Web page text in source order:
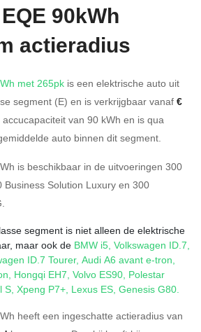
EQE 90kWh
actieradius
met 265pk is een elektrische auto uit
segment (E) en is verkrijgbaar vanaf €
van 90 kWh en is qua
auto binnen dit segment.
is beschikbaar in de uitvoeringen 300
Business Solution Luxury en 300
.
segment is niet alleen de elektrische
maar ook de BMW i5, Volkswagen ID.7,
ID.7 Tourer, Audi A6 avant e-tron,
, Hongqi EH7, Volvo ES90, Polestar
S, Xpeng P7+, Lexus ES, Genesis G80.
heeft een ingeschatte actieradius van